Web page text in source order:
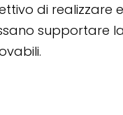
di realizzare
supportare